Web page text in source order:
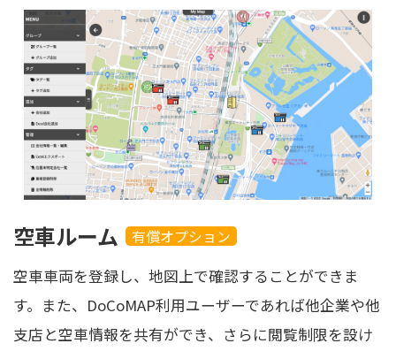
空車ルーム
有償オプション
空車車両を登録し、地図上で確認することができま
す。また、DoCoMAP利用ユーザーであれば他企業や他
支店と空車情報を共有ができ、さらに閲覧制限を設け